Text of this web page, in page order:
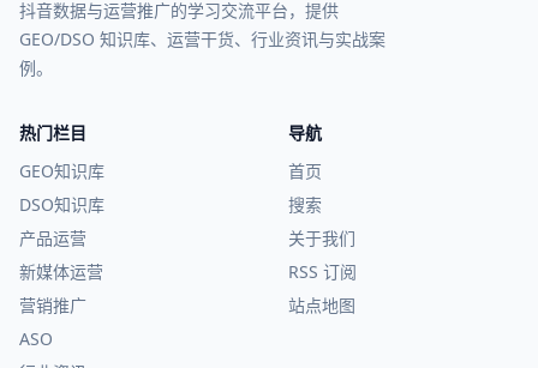
抖音数据与运营推广的学习交流平台，提供
GEO/DSO 知识库、运营干货、行业资讯与实战案
例。
热门栏目
GEO知识库
DSO知识库
产品运营
新媒体运营
营销推广
ASO
导航
首页
搜索
关于我们
RSS 订阅
站点地图